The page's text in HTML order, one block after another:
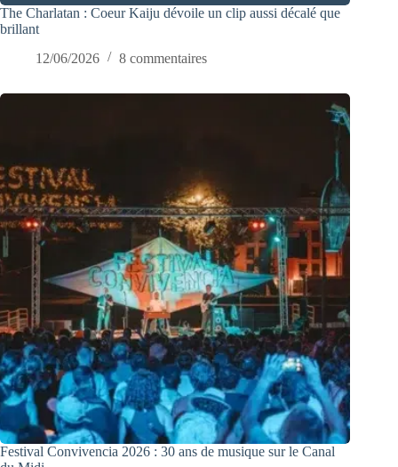
The Charlatan : Coeur Kaiju dévoile un clip aussi décalé que
brillant
12/06/2026
8 commentaires
Festival Convivencia 2026 : 30 ans de musique sur le Canal